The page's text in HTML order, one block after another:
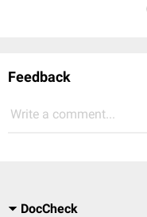
Feedback
Write a comment...
DocCheck